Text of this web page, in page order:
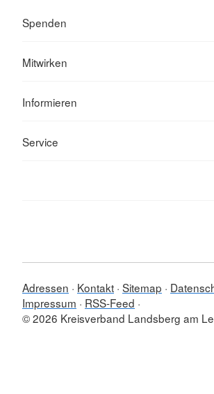
Spenden
Mitwirken
Informieren
Service
Adressen Kontakt Sitemap
Impressum
RSS-Feed
© 2026 Kreisverband Landsberg am